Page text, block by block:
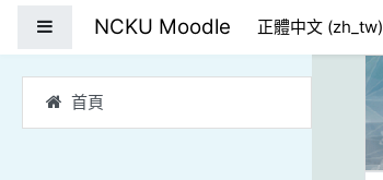
首頁
NCKU Moodle 正體中文 ‎(zh_tw)‎